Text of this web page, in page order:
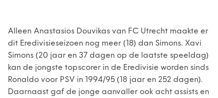
Alleen Anastasios Douvikas van FC Utrecht maakte er
dit Eredivisieseizoen nog meer (18) dan Simons. Xavi
Simons (20 jaar en 37 dagen op de laatste speeldag)
kan de jongste topscorer in de Eredivisie worden sinds
Ronaldo voor PSV in 1994/95 (18 jaar en 252 dagen).
Daarnaast gaf de jonge aanvaller ook acht assists en